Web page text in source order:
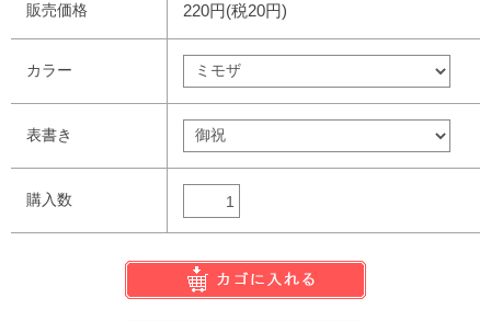
販売価格 220円(税20円)
カラー
表書き
購入数